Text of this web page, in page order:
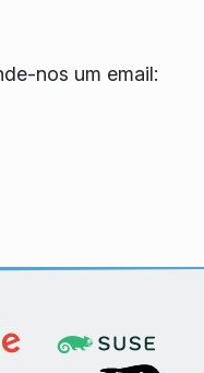
nos um email: